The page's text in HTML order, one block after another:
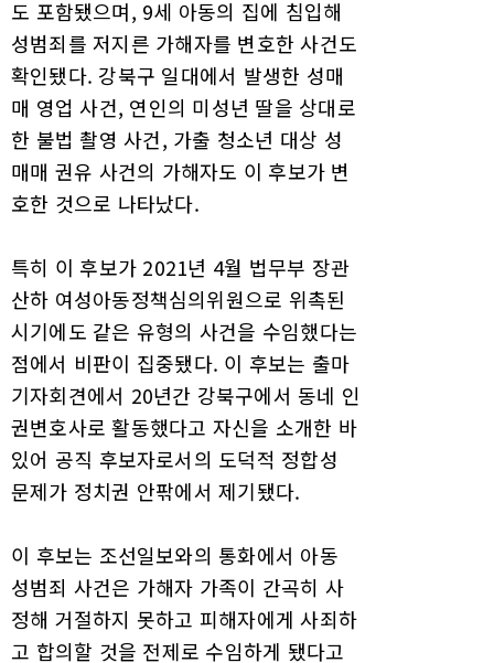
도 포함됐으며, 9세 아동의 집에 침입해
성범죄를 저지른 가해자를 변호한 사건도
확인됐다. 강북구 일대에서 발생한 성매
매 영업 사건, 연인의 미성년 딸을 상대로
한 불법 촬영 사건, 가출 청소년 대상 성
매매 권유 사건의 가해자도 이 후보가 변
호한 것으로 나타났다.
특히 이 후보가 2021년 4월 법무부 장관
산하 여성아동정책심의위원으로 위촉된
시기에도 같은 유형의 사건을 수임했다는
점에서 비판이 집중됐다. 이 후보는 출마
기자회견에서 20년간 강북구에서 동네 인
권변호사로 활동했다고 자신을 소개한 바
있어 공직 후보자로서의 도덕적 정합성
문제가 정치권 안팎에서 제기됐다.
이 후보는 조선일보와의 통화에서 아동
성범죄 사건은 가해자 가족이 간곡히 사
정해 거절하지 못하고 피해자에게 사죄하
고 합의할 것을 전제로 수임하게 됐다고